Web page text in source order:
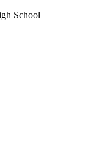
School